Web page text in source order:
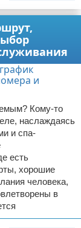
Кому-то
наслаждаясь
и спа-
есть
хорошие
человека,
в